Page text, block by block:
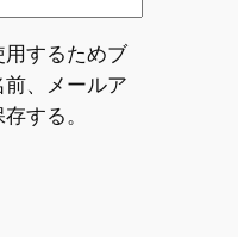
するためブ
、メールア
する。